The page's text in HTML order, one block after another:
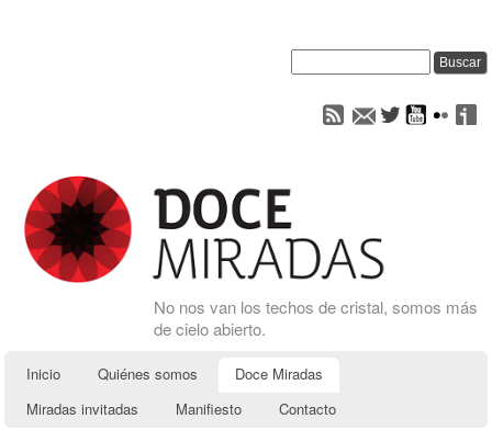
No nos van los techos de cristal, somos más
de cielo abierto.
Inicio Quiénes somos
Doce Miradas
Miradas invitadas
Manifiesto Contacto